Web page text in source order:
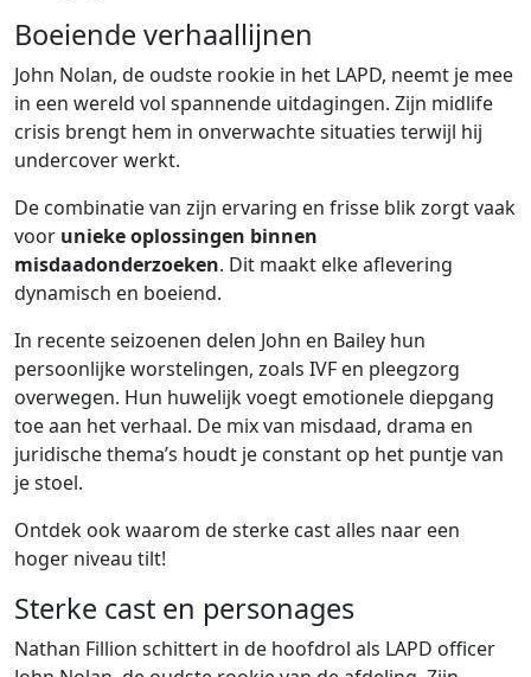
Boeiende verhaallijnen
John Nolan, de oudste rookie in het LAPD, neemt je mee
in een wereld vol spannende uitdagingen. Zijn midlife
crisis brengt hem in onverwachte situaties terwijl hij
undercover werkt.
De combinatie van zijn ervaring en frisse blik zorgt vaak
voor unieke oplossingen binnen
misdaadonderzoeken. Dit maakt elke aflevering
dynamisch en boeiend.
In recente seizoenen delen John en Bailey hun
persoonlijke worstelingen, zoals IVF en pleegzorg
overwegen. Hun huwelijk voegt emotionele diepgang
toe aan het verhaal. De mix van misdaad, drama en
juridische thema’s houdt je constant op het puntje van
je stoel.
Ontdek ook waarom de sterke cast alles naar een
hoger niveau tilt!
Sterke cast en personages
Nathan Fillion schittert in de hoofdrol als LAPD officer